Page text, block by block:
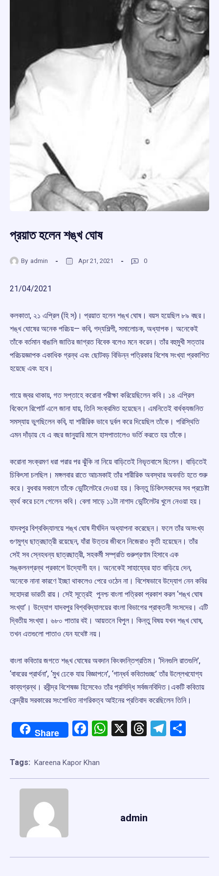
প্রয়াত হলেন শঙ্খ ঘোষ
By admin Apr 21, 2021 0
21/04/2021
কলকাতা, ২১ এপ্রিল (হি স)। প্রয়াত হলেন শঙ্খ ঘোষ। বয়স হয়েছিল ৮৯ বছর।
শঙ্খ ঘোষের অনেক পরিচয়— কবি, গদ্যশিল্পী, সমালোচক, অধ্যাপক। অনেকেই
তাঁকে বর্তমান বাঙালি জাতির জাগ্রত বিবেক বলেও মনে করেন। তাঁর বহুমুখী সত্তার
পরিচয়জ্ঞাপক একাধিক গ্রন্থ এবং ছোটবড় বিভিন্ন পত্রিকার বিশেষ সংখ্যা প্রকাশিত
হয়েছে এবং হবে।
গায়ে জ্বর থাকায়, গত সপ্তাহে করোনা পরীক্ষা করিয়েছিলেন কবি। ১৪ এপ্রিল
বিকেলে রিপোর্ট এলে জানা যায়, তিনি সংক্রমিত হয়েছেন। এমনিতেই বার্ধক্যজনিত
সমস্যায় ভুগছিলেন কবি, যা শারীরিক ভাবে দুর্বল করে দিয়েছিল তাঁকে। পরিস্থিতি
এমন দাঁড়ায় যে এ বছর জানুয়ারি মাসে হাসপাতালেও ভর্তি করতে হয় তাঁকে।
করোনা সংক্রমণ ধরা পরার পর ঝুঁকি না নিয়ে বাড়িতেই নিভৃতবাসে ছিলেন। বাড়িতেই
চিকিৎসা চলছিল। মঙ্গলবার রাতে আচমকাই তাঁর শারীরিক অবস্থার অবনতি হতে শুরু
করে। বুধবার সকালে তাঁকে ভেন্টিলেটরে দেওয়া হয়। কিন্তু চিকিৎসকদের সব প্রচেষ্টা
ব্যর্থ করে চলে গেলেন কবি। বেলা সাড়ে ১১টা নাগাদ ভেন্টিলেটর খুলে নেওয়া হয়।
যাদবপুর বিশ্ববিদ্যালয়ে শঙ্খ ঘোষ দীর্ঘদিন অধ্যাপনা করেছেন। ফলে তাঁর অসংখ্য
গুণমুগ্ধ ছাত্রছাত্রী রয়েছেন, যাঁরা উত্তর জীবনে নিজেরাও কৃতী হয়েছেন। তাঁর
সেই সব স্নেহধন্য ছাত্রছাত্রী, সহকর্মী সম্প্রতি গুরুপ্রণাম হিসাবে এক
সঙ্কলনগ্রন্থ প্রকাশে উদ্যোগী হন। অনেকেই সাহায্যের হাত বাড়িয়ে দেন,
অনেকে নানা কারণে ইচ্ছা থাকলেও পেরে ওঠেন না। বিশেষভাবে উদ্যোগ নেন কবির
সহোদরা ভারতী রায়। সেই সূত্রেই পুনশ্চ বাংলা পত্রিকা প্রকাশ করল ‘‌শঙ্খ ঘোষ
সংখ্যা’‌। উদ্যোগ যাদবপুর বিশ্ববিদ্যালয়ের বাংলা বিভাগের প্রাক্তনী সংসদের। এটি
দ্বিতীয় সংখ্যা। ৬৮০ পাতার বই। আয়তনে বিপুল। কিন্তু বিষয় যখন শঙ্খ ঘোষ,
তখন এতগুলো পাতাও যেন যথেষ্ট নয়।
বাংলা কবিতার জগতে শঙ্খ ঘোষের অবদান কিংবদন্তিপ্রতিম। ‘দিনগুলি রাতগুলি’,
‘বাবরের প্রার্থনা’, ‘মুখ ঢেকে যায় বিজ্ঞাপনে’, ‘গান্ধর্ব কবিতাগুচ্ছ’ তাঁর উল্লেখযোগ্য
কাব্যগ্রন্থ। রবীন্দ্র বিশেষজ্ঞ হিসেবেও তাঁর প্রসিদ্ধি সর্বজনবিদিত।একটি কবিতায়
কেন্দ্রীয় সরকারের সংশোধিত নাগরিকত্ব আইনের প্রতিবাদ করেছিলেন তিনি।
Share Facebook
WhatsApp
X Threads
Tags: Kareena Kapor Khan
admin